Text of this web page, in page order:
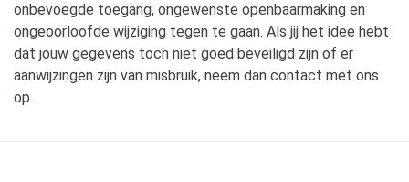
onbevoegde toegang, ongewenste openbaarmaking en
ongeoorloofde wijziging tegen te gaan. Als jij het idee hebt
dat jouw gegevens toch niet goed beveiligd zijn of er
aanwijzingen zijn van misbruik, neem dan contact met ons
op.